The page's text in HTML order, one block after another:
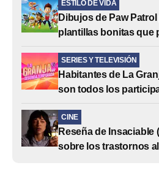
ESTILO DE VIDA
Dibujos de Paw
plantillas bonitas que
SERIES Y TELEVISIÓN
Habitantes de La
son todos los
CINE
Reseña de Insaciable
sobre los trastornos